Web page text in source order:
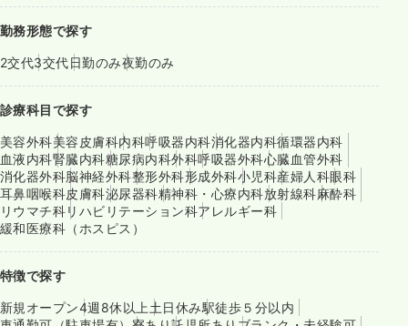
勤務形態で探す
2交代3交代日勤のみ夜勤のみ
診療科目で探す
美容外科美容皮膚科内科呼吸器内科消化器内科循環器内科
血液内科腎臓内科糖尿病内科外科呼吸器外科心臓血管外科
消化器外科脳神経外科整形外科形成外科小児科産婦人科眼科
耳鼻咽喉科皮膚科泌尿器科精神科・心療内科放射線科麻酔科
リウマチ科リハビリテーション科アレルギー科
緩和医療科（ホスピス）
特徴で探す
新規オープン4週8休以上土日休み駅徒歩５分以内